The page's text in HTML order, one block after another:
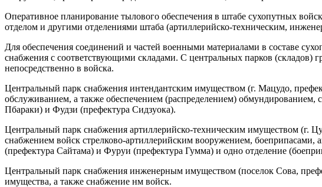
Оперативное планирование тылового обеспечения в штабе сухопутных
отделом и другими отделениями штаба (артиллерийско-техническим,
Для обеспечения соединений и частей военными материалами в составе
снабжения с соответствующими складами. С центральных парков
непосредственно в войска.
Центральный парк снабжения интендантским имуществом (г. Мацудо,
обслуживанием, а также обеспечением (распределением)
Пбараки) и Фудзи (префектура Сидзуока).
Центральный парк снабжения артиллерийско-техническим имуществом (г.
снабжением войск стрелково-артиллерийским вооружением,
(префектура Сайтама) и Фуруи (префектура Гумма) и одно отделение
Центральный парк снабжения инженерным имуществом (поселок Сова,
имущества, а также снабжение нм войск.